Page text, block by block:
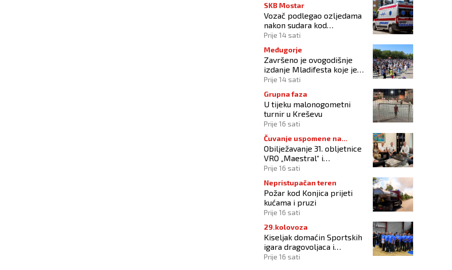
SKB Mostar
Vozač podlegao ozljedama
nakon sudara kod
Tomislavgrada
Prije 14 sati
Međugorje
Završeno je ovogodišnje
izdanje Mladifesta koje je
okupilo mlade iz 73 zemlje
Prije 14 sati
Grupna faza
U tijeku malonogometni
turnir u Kreševu
Prije 16 sati
Čuvanje uspomene na
branitelje
Obilježavanje 31. obljetnice
VRO „Maestral“ i
oslobođenja Jajca uz
Prije 16 sati
Nepristupačan teren
Požar kod Konjica prijeti
kućama i pruzi
Prije 16 sati
29.kolovoza
Kiseljak domaćin Sportskih
igara dragovoljaca i
veterana HVO-a ŽSB i Dana
Prije 16 sati